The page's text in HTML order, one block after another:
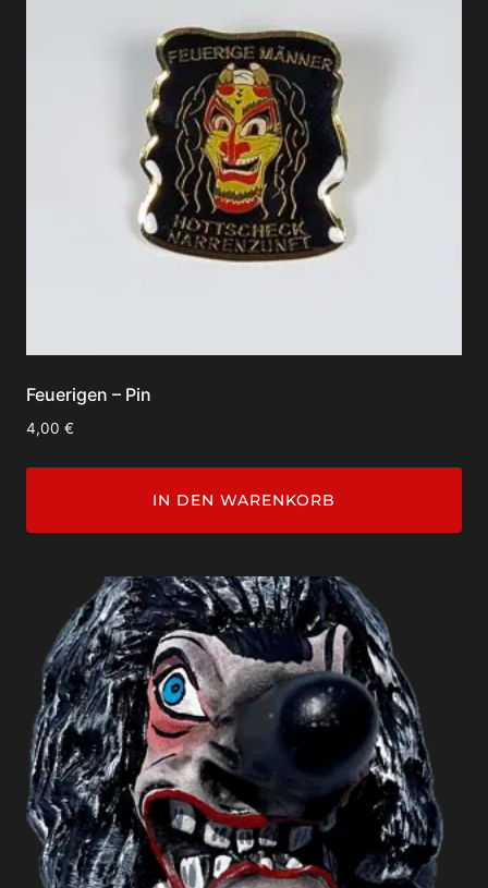
Feuerigen – Pin
4,00 €
IN DEN WARENKORB